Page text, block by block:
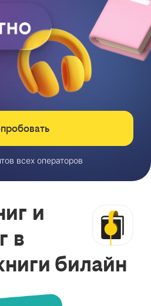
всех операторов
и
в
билайн